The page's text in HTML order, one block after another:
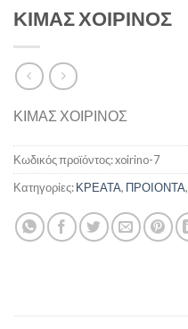
ΚΙΜΑΣ ΧΟΙΡΙΝΟΣ
ΚΙΜΑΣ ΧΟΙΡΙΝΟΣ
Κωδικός προϊόντος:xoirino-7
Κατηγορίες:ΚΡΕΑΤΑ, ΠΡΟΙΟΝΤΑ,